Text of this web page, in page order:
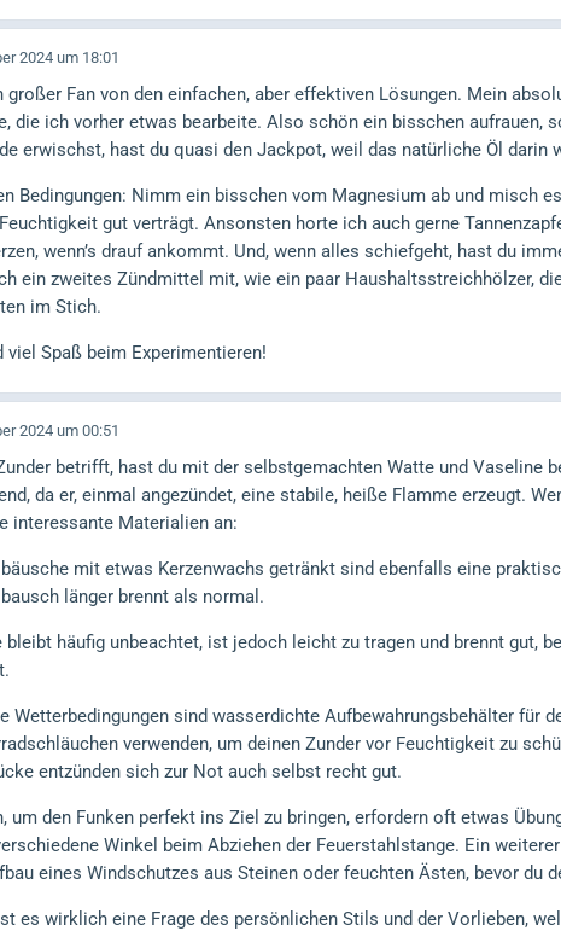
2024 um 18:01
großer Fan von den einfachen, aber effektiven Lösungen. Mein
die ich vorher etwas bearbeite. Also schön ein bisschen aufrauen,
erwischst, hast du quasi den Jackpot, weil das natürliche Öl darin
Bedingungen: Nimm ein bisschen vom Magnesium ab und misch
gut verträgt. Ansonsten horte ich auch gerne
wenn’s drauf ankommt. Und, wenn alles schiefgeht, hast du
ein zweites Zündmittel mit, wie ein paar Haushaltsstreichhölzer,
im Stich.
viel Spaß beim Experimentieren!
2024 um 00:51
betrifft, hast du mit der selbstgemachten Watte und Vaseline
da er, einmal angezündet, eine stabile, heiße Flamme erzeugt.
interessante Materialien an:
mit etwas Kerzenwachs getränkt sind ebenfalls eine
länger brennt als normal.
bleibt häufig unbeachtet, ist jedoch leicht zu tragen und brennt gut,
Wetterbedingungen sind wasserdichte Aufbewahrungsbehälter für
verwenden, um deinen Zunder vor Feuchtigkeit zu
entzünden sich zur Not auch selbst recht gut.
um den Funken perfekt ins Ziel zu bringen, erfordern oft etwas
Winkel beim Abziehen der Feuerstahlstange. Ein
eines Windschutzes aus Steinen oder feuchten Ästen, bevor du
es wirklich eine Frage des persönlichen Stils und der Vorlieben,